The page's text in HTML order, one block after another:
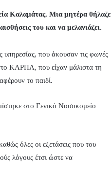
Καλαμάτας. Μια μητέρα θήλαζε
του και να μελανιάζει.
υπηρεσίας, που άκουσαν τις φωνές
ΚΑΡΠΑ, που είχαν μάλιστα τη
το παιδί.
στο Γενικό Νοσοκομείο
όλες οι εξετάσεις που του
λόγους έτσι ώστε να